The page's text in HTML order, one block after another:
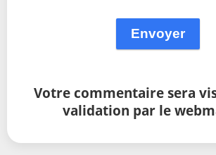
Envoyer
Votre commentaire sera
validation par le